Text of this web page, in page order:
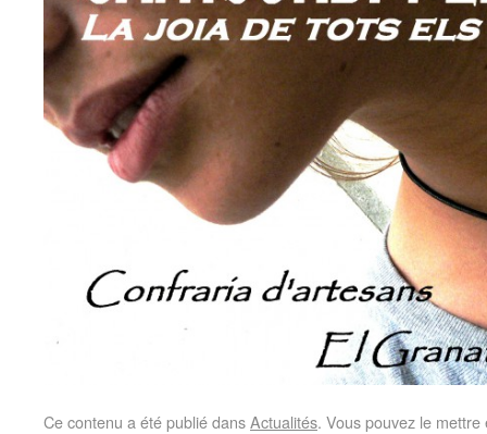
Ce contenu a été publié dansActualités. Vous pouvez le